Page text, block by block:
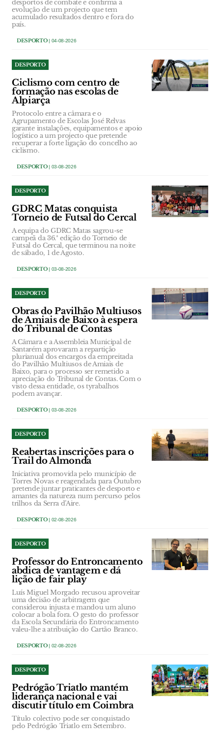
desportos de combate e confirma a
evolução de um projecto que tem
acumulado resultados dentro e fora do
país.
DESPORTO| 04-08-2026
DESPORTO
Ciclismo com centro de
formação nas escolas de
Alpiarça
Protocolo entre a câmara e o
Agrupamento de Escolas José Relvas
garante instalações, equipamentos e apoio
logístico a um projecto que pretende
recuperar a forte ligação do concelho ao
ciclismo.
DESPORTO| 03-08-2026
DESPORTO
GDRC Matas conquista
Torneio de Futsal do Cercal
A equipa do GDRC Matas sagrou-se
campeã da 36.ª edição do Torneio de
Futsal do Cercal, que terminou na noite
de sábado, 1 de Agosto.
DESPORTO| 03-08-2026
DESPORTO
Obras do Pavilhão Multiusos
de Amiais de Baixo à espera
do Tribunal de Contas
A Câmara e a Assembleia Municipal de
Santarém aprovaram a repartição
plurianual dos encargos da empreitada
do Pavilhão Multiusos de Amiais de
Baixo, para o processo ser remetido a
apreciação do Tribunal de Contas. Com o
visto dessa entidade, os tyrabalhos
podem avançar.
DESPORTO| 03-08-2026
DESPORTO
Reabertas inscrições para o
Trail do Almonda
Iniciativa promovida pelo município de
Torres Novas e reagendada para Outubro
pretende juntar praticantes de desporto e
amantes da natureza num percurso pelos
trilhos da Serra d’Aire.
DESPORTO| 02-08-2026
DESPORTO
Professor do Entroncamento
abdica de vantagem e dá
lição de fair play
Luís Miguel Morgado recusou aproveitar
uma decisão de arbitragem que
considerou injusta e mandou um aluno
colocar a bola fora. O gesto do professor
da Escola Secundária do Entroncamento
valeu-lhe a atribuição do Cartão Branco.
DESPORTO| 02-08-2026
DESPORTO
Pedrógão Triatlo mantém
liderança nacional e vai
discutir título em Coimbra
Título colectivo pode ser conquistado
pelo Pedrógão Triatlo em Setembro.